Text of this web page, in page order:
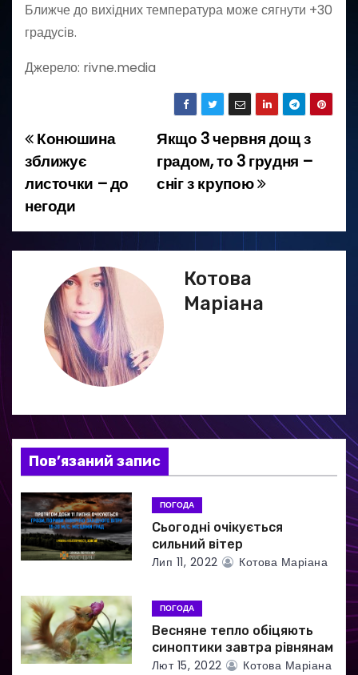
Ближче до вихідних температура може сягнути +30
градусів.
Джерело: rivne.media
Н
а
в
і
я
з
а
п
и
і
в
Якщо 3 червня дощ з
градом, то 3 грудня –
сніг з крупою
Конюшина
зближує
листочки – до
негоди
Котова
Маріана
Пов’язаний запис
ПОГОДА
Сьогодні очікується
сильний вітер
Лип 11, 2022 Котова Маріана
ПОГОДА
Весняне тепло обіцяють
синоптики завтра рівнянам
Лют 15, 2022 Котова Маріана